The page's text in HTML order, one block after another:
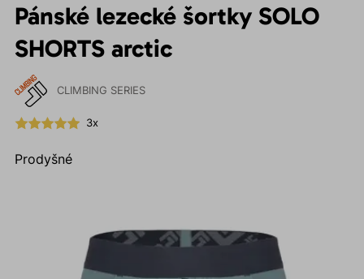
Pánské lezecké šortky SOLO
SHORTS arctic
CLIMBING SERIES
3x
Prodyšné